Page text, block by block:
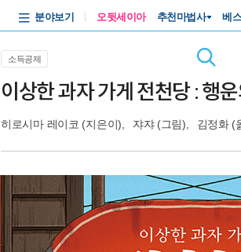
분야보기 오뒷세이아 추천마법사 베
소득공제
이상한 과자 가게 전천당 : 행
히로시마 레이코 (지은이), 쟈쟈(그림), 김정화(